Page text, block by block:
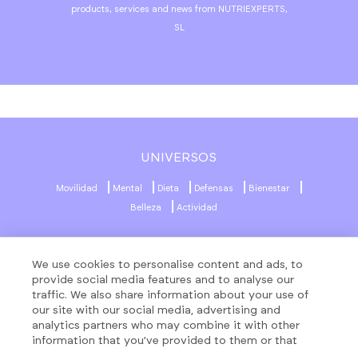
We use cookies to personalise content and ads, to
provide social media features and to analyse our
traffic. We also share information about your use of
our site with our social media, advertising and
analytics partners who may combine it with other
information that you’ve provided to them or that
products, services and news from NUTRIEXPERTS,
SL
UNIVERSOS
Movilidad Mental Dieta Defensas Bienestar
Belleza Actividad
About
Fórmulas
Contacto
Productos ATENCIÓN CLIENTES